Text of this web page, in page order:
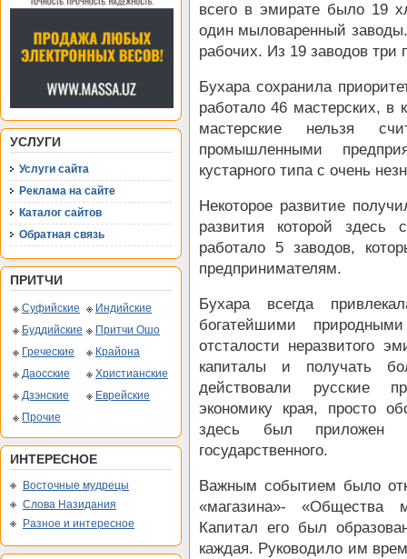
УСЛУГИ
Услуги сайта
Реклама на сайте
Каталог сайтов
Обратная связь
ПРИТЧИ
Суфийские
Индийские
Буддийские
Притчи Ошо
Греческие
Крайона
Даосские
Христианские
Дзэнские
Еврейские
Прочие
ИНТЕРЕСНОЕ
Восточные мудрецы
Слова Назидания
Разное и интересное
всего в эмирате было 19
один мыловаренный
рабочих. Из 19 заводов три
Бухара сохранила
работало 46 мастерских, в
мастерские нельзя
промышленными
кустарного типа с очень
Некоторое развитие
развития которой здесь
работало 5 заводов,
предпринимателям.
Бухара всегда
богатейшими
отсталости неразвитого
капиталы и получать
действовали русские
экономику края, просто
здесь был приложен
государственного.
Важным событием было
«магазина»- «Общества
Капитал его был
каждая. Руководило им